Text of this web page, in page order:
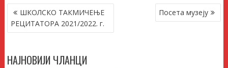
КРЕТАЊЕ
ЧЛАНКА
ШКОЛСКО ТАКМИЧЕЊЕ
РЕЦИТАТОРА 2021/2022. г.
Посета музеју
НАЈНОВИЈИ ЧЛАНЦИ